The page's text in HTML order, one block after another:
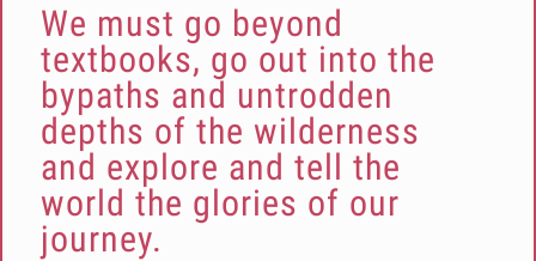
We must go beyond
textbooks, go out into the
bypaths and untrodden
depths of the wilderness
and explore and tell the
world the glories of our
journey.